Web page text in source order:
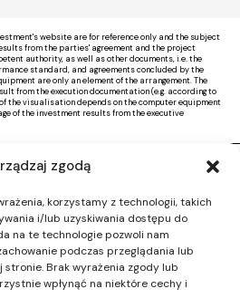
zgodą
korzystamy z technologii, takich
i/lub uzyskiwania dostępu do
na te technologie pozwoli nam
podczas przeglądania lub
Brak wyrażenia zgody lub
wpłynąć na niektóre cechy i
website are for reference only and the subject
from the parties' agreement and the project
authority, as well as other documents, i.e. the
standard, and agreements concluded by the
are only an element of the arrangement. The
from the execution documentation (e.g. according to
the visualisation depends on the computer equipment
of the investment results from the executive
Investment|Polityka prywatności
| Strona www: Proformat